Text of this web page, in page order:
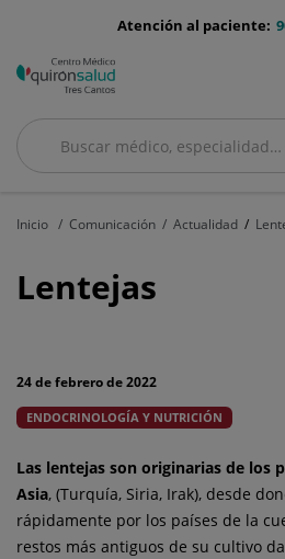
menu-
Atención al paciente:
Buscar
Buscar
Inicio Comunicación Actualidad
Lentejas
Lentejas
24 de febrero de 2022
ENDOCRINOLOGÍA Y NUTRICIÓN
Las lentejas son originarias de los
Asia, (Turquía, Siria, Irak), desde
rápidamente por los países de la
restos más antiguos de su cultivo